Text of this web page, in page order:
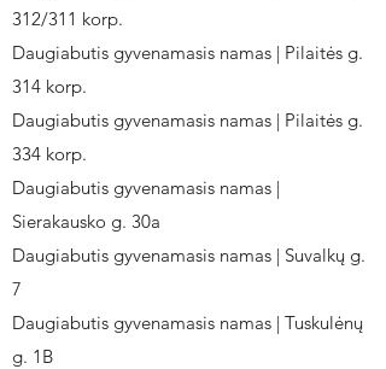
312/311 korp.
Daugiabutis gyvenamasis namas | Pilaitės g.
314 korp.
Daugiabutis gyvenamasis namas | Pilaitės g.
334 korp.
Daugiabutis gyvenamasis namas |
Sierakausko g. 30a
Daugiabutis gyvenamasis namas | Suvalkų g.
7
Daugiabutis gyvenamasis namas | Tuskulėnų
g. 1B